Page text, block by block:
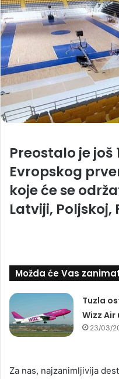
Preostalo je još
Evropskog
koje će se
Latviji, Poljskoj,
Možda će Vas
Tuzla
Wizz
23/03/
Za nas, najzanimljivija